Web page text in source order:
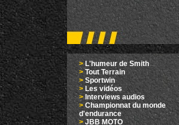
>L'humeur de Smith
> Tout Terrain
> Sportwin
> Les vidéos
> Interviews audios
>Championnat du monde
d'endurance
> JBB MOTO